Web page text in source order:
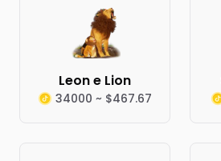
Leon e Lion
34000 ~ $467.67